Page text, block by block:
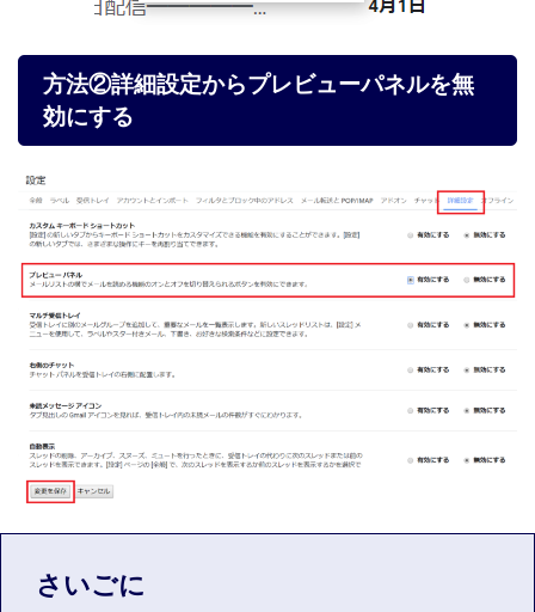
方法②詳細設定からプレビューパネルを無
効にする
さいごに